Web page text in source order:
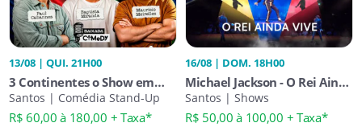
13/08 | QUI. 21H00
3 Continentes o Show em
Santos
Santos | Comédia Stand-Up
R$ 60,00 à 180,00 + Taxa*
16/08 | DOM. 18H00
Michael Jackson - O Rei Ainda
Vive em Santos
Santos | Shows
R$ 50,00 à 100,00 + Taxa*